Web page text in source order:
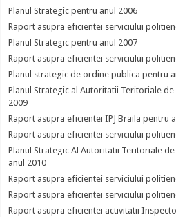
Planul Strategic pentru anul 2006
Raport asupra eficientei serviciului
Planul Strategic pentru anul 2007
Raport asupra eficientei serviciului
Planul strategic de ordine publica pentru
Planul Strategic al Autoritatii Teritoriale de
2009
Raport asupra eficientei IPJ Braila pentru
Raport asupra eficientei serviciului
Planul Strategic Al Autoritatii Teritoriale
anul 2010
Raport asupra eficientei serviciului
Raport asupra eficientei serviciului
Raport asupra eficientei activitatii